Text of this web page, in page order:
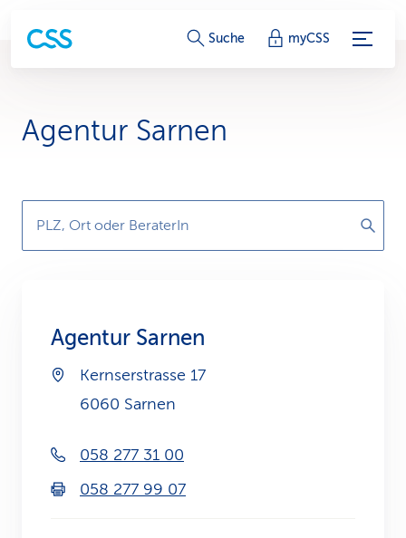
S
c
e
L
Suche myCSS
Agentur Sarnen
PLZ, Ort oder BeraterIn
Agentur Sarnen
Kernserstrasse 17
6060 Sarnen
058 277 31 00
058 277 99 07